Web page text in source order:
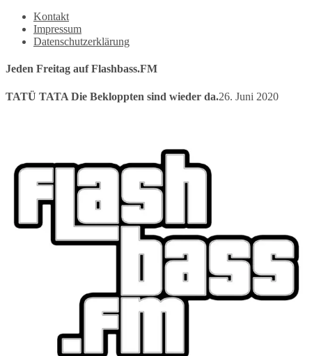
Kontakt
Impressum
Datenschutzerklärung
Jeden Freitag auf Flashbass.FM
TATÜ TATA Die Bekloppten sind wieder da.26. Juni 2020